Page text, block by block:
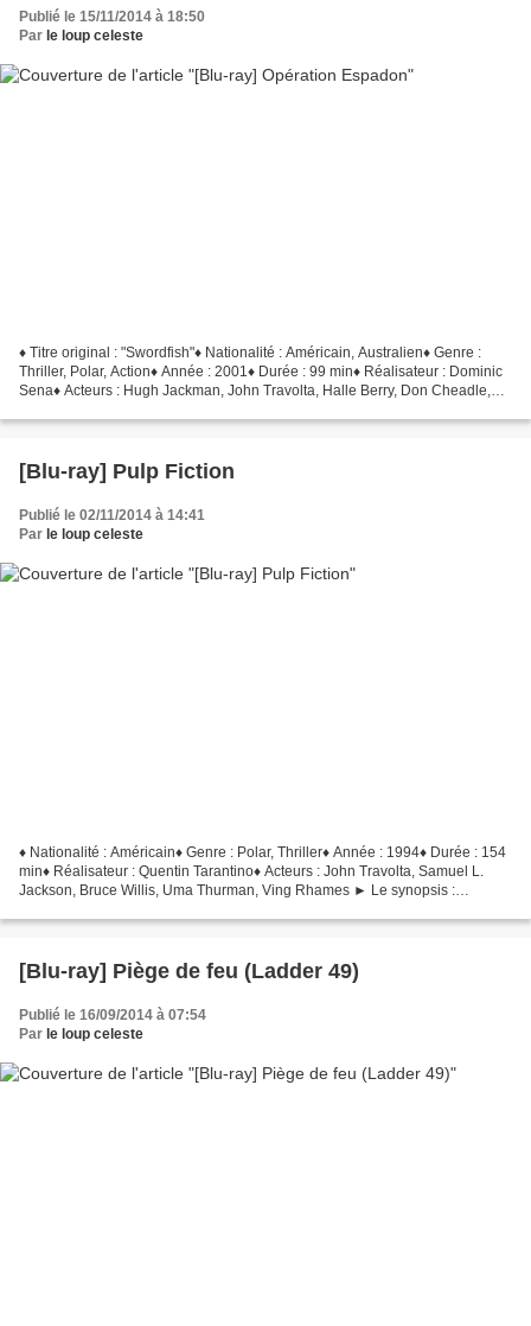
Publié le 15/11/2014 à 18:50
Par le loup celeste
♦ Titre original : "Swordfish"♦ Nationalité : Américain, Australien♦ Genre :
Thriller, Polar, Action♦ Année : 2001♦ Durée : 99 min♦ Réalisateur : Dominic
Sena♦ Acteurs : Hugh Jackman, John Travolta, Halle Berry, Don Cheadle,
[Blu-ray] Pulp Fiction
Publié le 02/11/2014 à 14:41
Par le loup celeste
♦ Nationalité : Américain♦ Genre : Polar, Thriller♦ Année : 1994♦ Durée : 154
min♦ Réalisateur : Quentin Tarantino♦ Acteurs : John Travolta, Samuel L.
Jackson, Bruce Willis, Uma Thurman, Ving Rhames ► Le synopsis :
[Blu-ray] Piège de feu (Ladder 49)
Publié le 16/09/2014 à 07:54
Par le loup celeste